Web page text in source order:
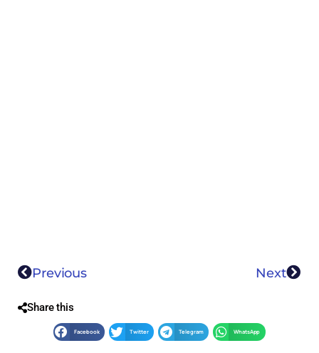
Previous Next
Share this
Facebook Twitter Telegram WhatsApp